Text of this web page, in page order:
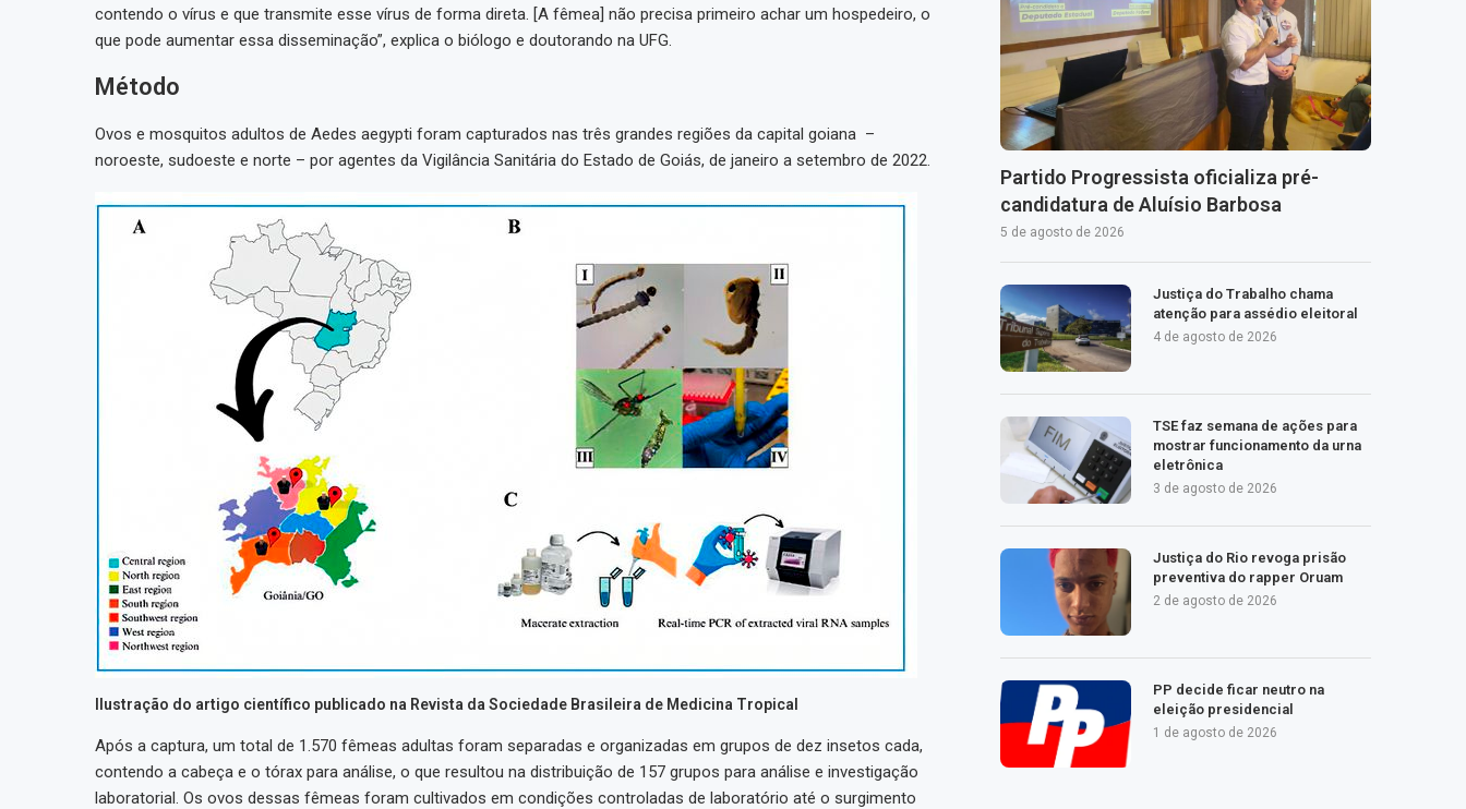
contendo o vírus e que transmite esse vírus de forma direta. [A fêmea] não precisa primeiro achar um hospedeiro, o
que pode aumentar essa disseminação”, explica o biólogo e doutorando na UFG.
Método
Ovos e mosquitos adultos de Aedes aegypti foram capturados nas três grandes regiões da capital goiana –
noroeste, sudoeste e norte – por agentes da Vigilância Sanitária do Estado de Goiás, de janeiro a setembro de 2022.
Ilustração do artigo científico publicado na Revista da Sociedade Brasileira de Medicina Tropical
Após a captura, um total de 1.570 fêmeas adultas foram separadas e organizadas em grupos de dez insetos cada,
contendo a cabeça e o tórax para análise, o que resultou na distribuição de 157 grupos para análise e investigação
laboratorial. Os ovos dessas fêmeas foram cultivados em condições controladas de laboratório até o surgimento
Partido Progressista oficializa pré-
candidatura de Aluísio Barbosa
5 de agosto de 2026
Justiça do Trabalho chama
atenção para assédio eleitoral
4 de agosto de 2026
TSE faz semana de ações para
mostrar funcionamento da urna
eletrônica
3 de agosto de 2026
Justiça do Rio revoga prisão
preventiva do rapper Oruam
2 de agosto de 2026
PP decide ficar neutro na
eleição presidencial
1 de agosto de 2026